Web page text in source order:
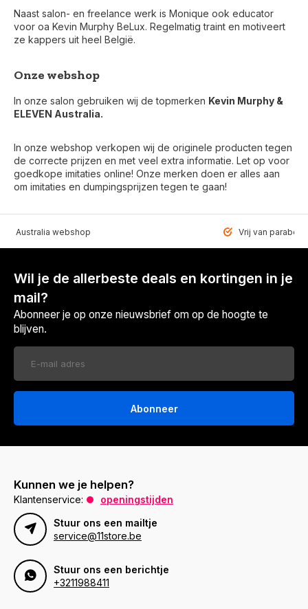
Naast salon- en freelance werk is Monique ook educator
voor oa Kevin Murphy BeLux. Regelmatig traint en motiveert
ze kappers uit heel België.
Onze webshop
In onze salon gebruiken wij de topmerken Kevin Murphy &
ELEVEN Australia.
In onze webshop verkopen wij de originele producten tegen
de correcte prijzen en met veel extra informatie. Let op voor
goedkope imitaties online! Onze merken doen er alles aan
om imitaties en dumpingsprijzen tegen te gaan!
Australia webshop Vrij van
Wil je de allerbeste deals en kortingen in je
mail?
Abonneer je op onze nieuwsbrief om op de hoogte te
blijven.
Abonneer
Kunnen we je helpen?
Klantenservice:
openingstijden
Stuur ons een mailtje
service@11store.be
Stuur ons een berichtje
+3211988411